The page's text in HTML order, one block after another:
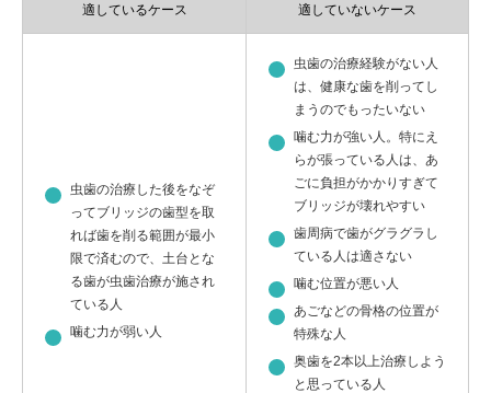
適しているケース 適していないケース
虫歯の治療した後をなぞ
ってブリッジの歯型を取
れば歯を削る範囲が最小
限で済むので、土台とな
る歯が虫歯治療が施され
ている人
噛む力が弱い人
虫歯の治療経験がない人
は、健康な歯を削ってし
まうのでもったいない
噛む力が強い人。特にえ
らが張っている人は、あ
ごに負担がかかりすぎて
ブリッジが壊れやすい
歯周病で歯がグラグラし
ている人は適さない
噛む位置が悪い人
あごなどの骨格の位置が
特殊な人
奥歯を2本以上治療しよう
と思っている人